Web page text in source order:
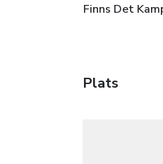
Finns Det
Plats